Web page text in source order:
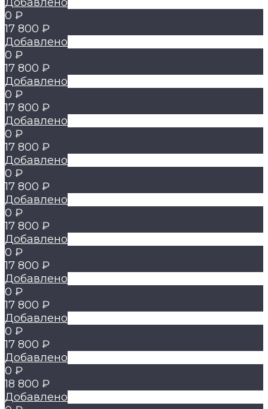
0 ₽
17 800 ₽
Добавлено
0 ₽
17 800 ₽
Добавлено
0 ₽
17 800 ₽
Добавлено
0 ₽
17 800 ₽
Добавлено
0 ₽
17 800 ₽
Добавлено
0 ₽
17 800 ₽
Добавлено
0 ₽
17 800 ₽
Добавлено
0 ₽
17 800 ₽
Добавлено
0 ₽
17 800 ₽
Добавлено
0 ₽
18 800 ₽
Добавлено